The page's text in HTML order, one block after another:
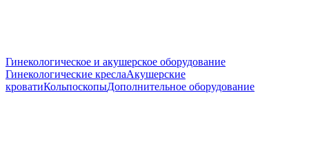
Гинекологическое и акушерское оборудование
Гинекологические креслаАкушерские
кроватиКольпоскопыДополнительное оборудование